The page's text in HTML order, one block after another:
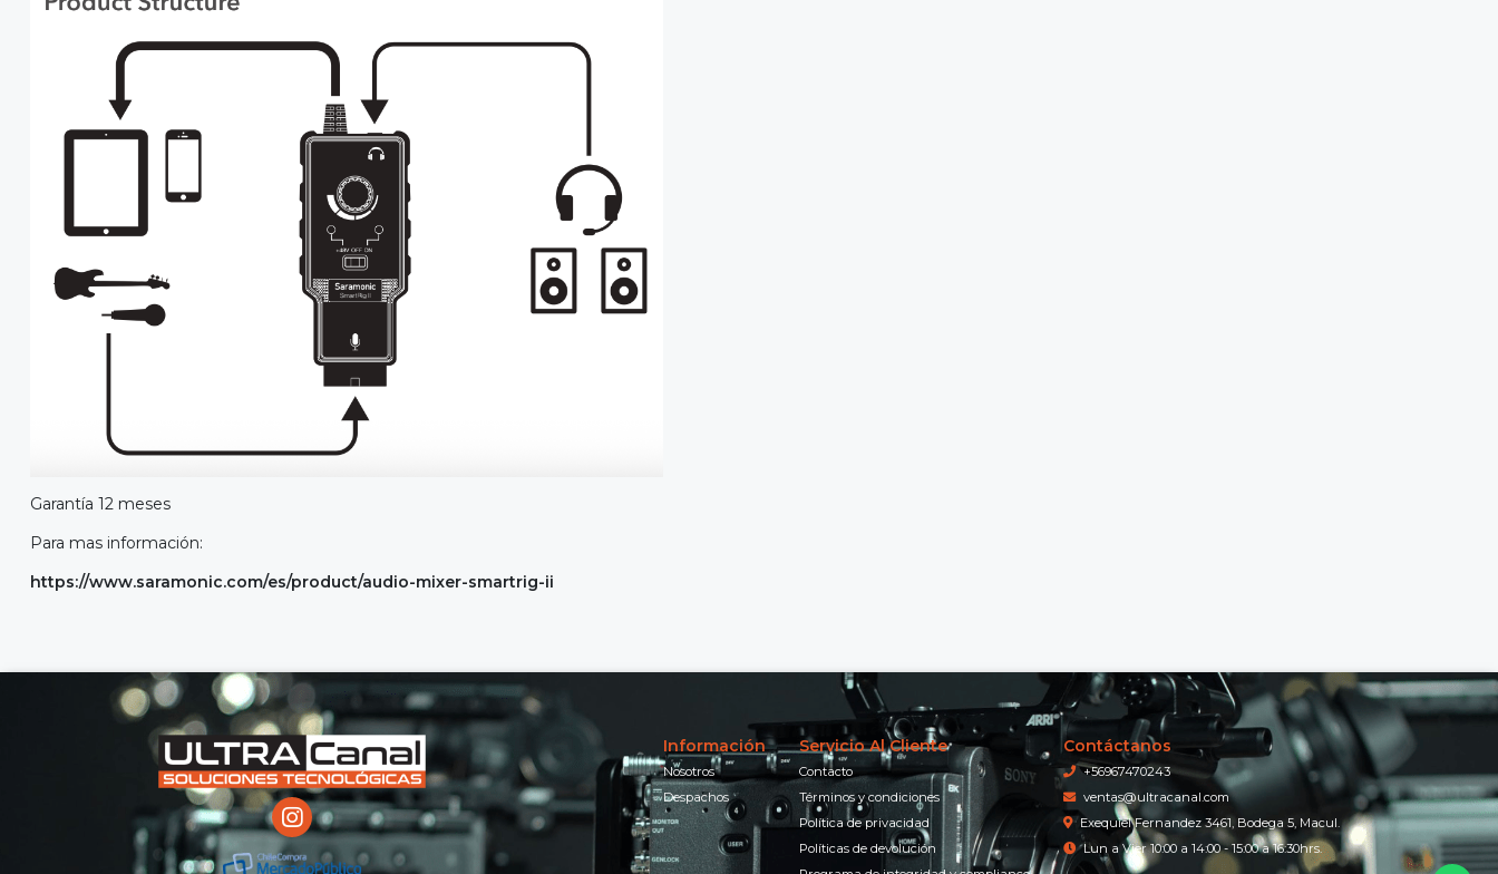
Garantía 12 meses
Para mas información:
https://www.saramonic.com/es/product/audio-mixer-smartrig-ii
Información
Nosotros
Despachos
Servicio Al Cliente
Contacto
Términos y condiciones
Política de privacidad
Políticas de devolución
Contáctanos
+56967470243
ventas@ultracanal.com
Exequiel Fernandez 3461, Bodega 5, Macul.
Lun a Vier 10:00 a 14:00 - 15:00 a 16:30hrs.